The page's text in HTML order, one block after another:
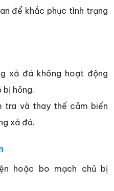
để khắc phục tình trạng
xả đá không hoạt động
hỏng.
tra và thay thế cảm biến
xả đá.
hoặc bo mạch chủ bị